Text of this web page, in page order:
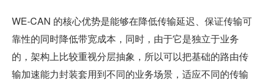
WE-CAN 的核心优势是能够在降低传输延迟、保证传输可
靠性的同时降低带宽成本，同时，由于它是独立于业务
的，架构上比较重视分层抽象，所以可以把基础的路由传
输加速能力封装套用到不同的业务场景，适应不同的传输